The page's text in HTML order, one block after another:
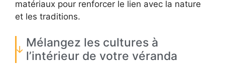
matériaux pour renforcer le lien avec la nature
et les traditions.
Mélangez les cultures à
l’intérieur de votre véranda